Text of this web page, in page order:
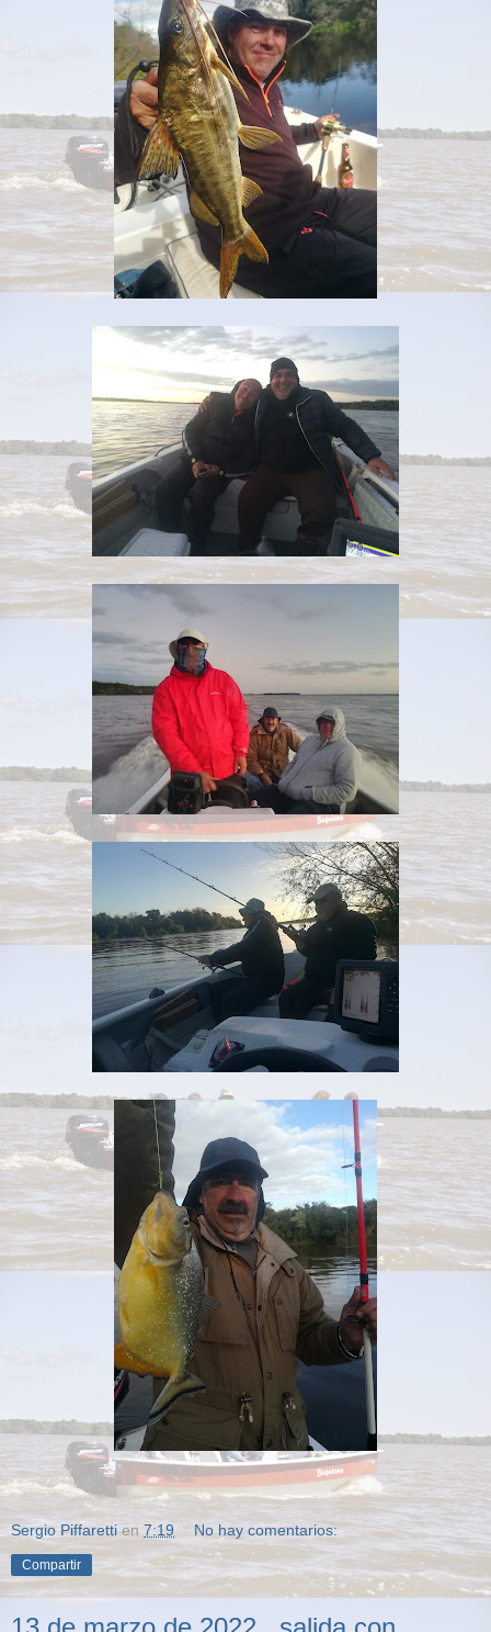
Sergio Piffaretti en 7:19 No hay comentarios:
Compartir